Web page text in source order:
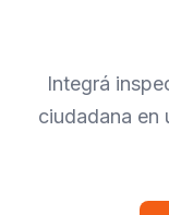
Integrá
ciudadana en